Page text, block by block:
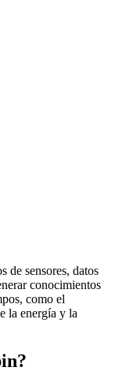
de sensores, datos
conocimientos
como el
la energía y la
?